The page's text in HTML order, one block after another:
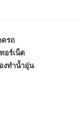
built-in , 5 Beds
consisting of 5
And interior
looking to
main road just 800-
รถ
อร์เน็ต
งทำน้ำอุ่น